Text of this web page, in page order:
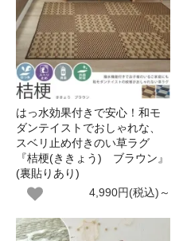
はっ水効果付きで安心！和モ
ダンテイストでおしゃれな、
スベリ止め付きのい草ラグ
『桔梗(ききょう) ブラウン』
(裏貼りあり)
4,990円(税込)～